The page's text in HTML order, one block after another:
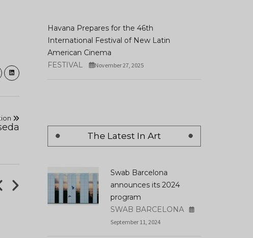
Havana Prepares for the 46th
International Festival of New Latin
American Cinema
FESTIVAL
November 27, 2025
The Latest In Art
Swab Barcelona
announces its 2024
program
SWAB BARCELONA
September 11, 2024